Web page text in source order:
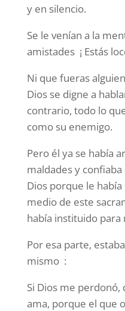
y en silencio.
Se le venían a la
amistades ¡ Estás
Ni que fueras
Dios se digne a
contrario, todo lo
como su enemigo.
Pero él ya se había
maldades y
Dios porque le
medio de este
había instituido para
Por esa parte,
mismo :
Si Dios me
ama, porque el que